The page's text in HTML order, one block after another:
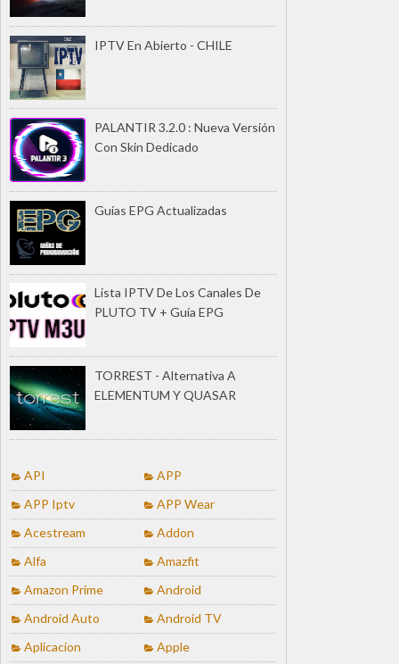
IPTV En Abierto - CHILE
PALANTIR 3.2.0 : Nueva Versión
Con Skin Dedicado
Guías EPG Actualizadas
Lista IPTV De Los Canales De
PLUTO TV + Guía EPG
TORREST - Alternativa A
ELEMENTUM Y QUASAR
API
APP
APP Iptv
APP Wear
Acestream
Addon
Alfa
Amazfit
Amazon Prime
Android
Android Auto
Android TV
Aplicacion
Apple